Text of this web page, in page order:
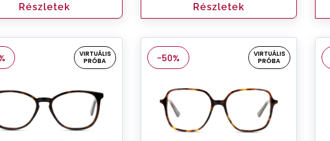
Részletek Részletek
VIRTUÁLIS
PRÓBA
-50%
VIRTUÁLIS
PRÓBA